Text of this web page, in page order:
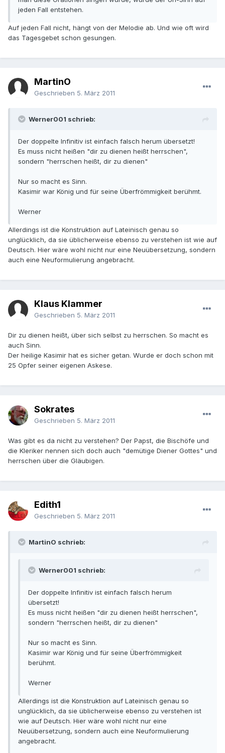
jeden Fall entstehen.
Auf jeden Fall nicht, hängt von der Melodie ab. Und wie oft wird
das Tagesgebet schon gesungen.
MartinO
Geschrieben 5. März 2011
Werner001 schrieb:
Der doppelte Infinitiv ist einfach falsch herum übersetzt!
Es muss nicht heißen "dir zu dienen heißt herrschen",
sondern "herrschen heißt, dir zu dienen"
Nur so macht es Sinn.
Kasimir war König und für seine Überfrömmigkeit berühmt.
Werner
Allerdings ist die Konstruktion auf Lateinisch genau so
unglücklich, da sie üblicherweise ebenso zu verstehen ist wie auf
Deutsch. Hier wäre wohl nicht nur eine Neuübersetzung, sondern
auch eine Neuformulierung angebracht.
Klaus Klammer
Geschrieben 5. März 2011
Dir zu dienen heißt, über sich selbst zu herrschen. So macht es
auch Sinn.
Der heilige Kasimir hat es sicher getan. Wurde er doch schon mit
25 Opfer seiner eigenen Askese.
Sokrates
Geschrieben 5. März 2011
Was gibt es da nicht zu verstehen? Der Papst, die Bischöfe und
die Kleriker nennen sich doch auch "demütige Diener Gottes" und
herrschen über die Gläubigen.
Edith1
Geschrieben 5. März 2011
MartinO schrieb:
Werner001 schrieb:
Der doppelte Infinitiv ist einfach falsch herum
übersetzt!
Es muss nicht heißen "dir zu dienen heißt herrschen",
sondern "herrschen heißt, dir zu dienen"
Nur so macht es Sinn.
Kasimir war König und für seine Überfrömmigkeit
berühmt.
Werner
Allerdings ist die Konstruktion auf Lateinisch genau so
unglücklich, da sie üblicherweise ebenso zu verstehen ist
wie auf Deutsch. Hier wäre wohl nicht nur eine
Neuübersetzung, sondern auch eine Neuformulierung
angebracht.